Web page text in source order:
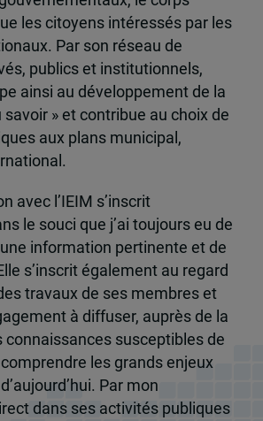
les citoyens intéressés par les
Par son réseau de
publics et institutionnels,
ainsi au développement de la
savoir » et contribue au choix de
aux plans municipal,
avec l’IEIM s’inscrit
le souci que j’ai toujours eu de
information pertinente et de
s’inscrit également au regard
travaux de ses membres et
à diffuser, auprès de la
connaissances susceptibles de
comprendre les grands enjeux
Par mon
dans ses activités publiques